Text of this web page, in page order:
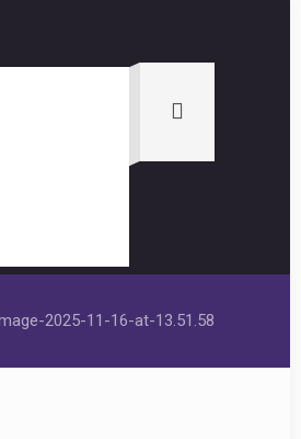
2025-11-16-at-13.51.58